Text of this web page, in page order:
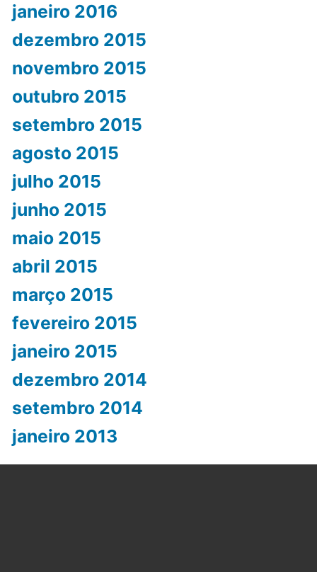
janeiro 2016
dezembro 2015
novembro 2015
outubro 2015
setembro 2015
agosto 2015
julho 2015
junho 2015
maio 2015
abril 2015
março 2015
fevereiro 2015
janeiro 2015
dezembro 2014
setembro 2014
janeiro 2013